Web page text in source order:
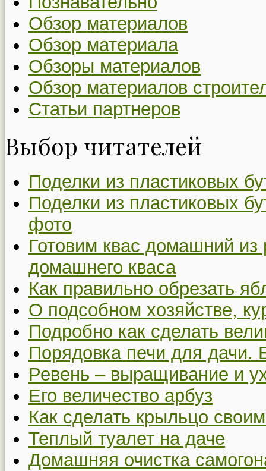
Обзор материалов
Обзор материала
Обзоры материалов
Обзор материалов
Статьи партнеров
Выбор читателей
Поделки из пластиковых
Поделки из пластиковых
фото
Готовим квас домашний
домашнего кваса
Как правильно обрезать
О подсобном хозяйстве,
Подробно как сделать
Порядовка печи для дачи.
Ревень – выращивание и
Его величество арбуз
Как сделать крыльцо
Теплый туалет на даче
Домашняя очистка